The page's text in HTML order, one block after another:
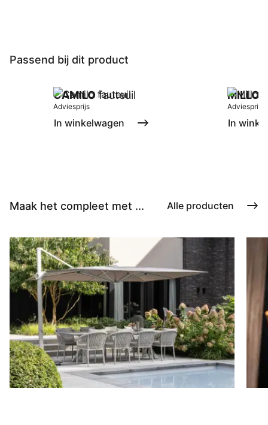
Passend bij dit product
CAMILOfauteuil
Adviesprijs
In winkelwagen
MILLOR
Adviesprijs
In
Maak het compleet met ... Alle producten